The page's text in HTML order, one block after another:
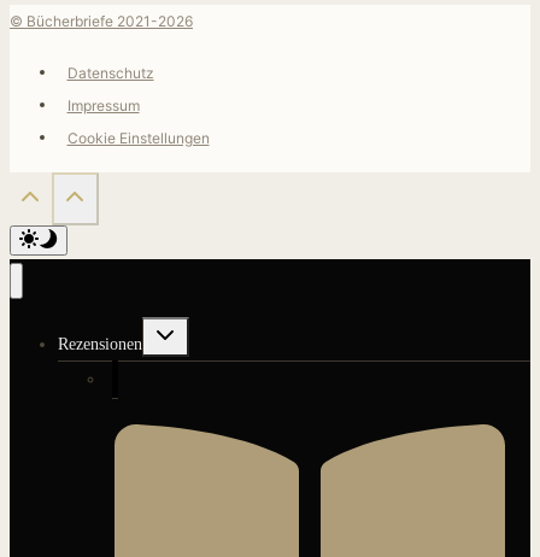
© Bücherbriefe 2021-2026
Datenschutz
Impressum
Cookie Einstellungen
Rezensionen
Untermenü